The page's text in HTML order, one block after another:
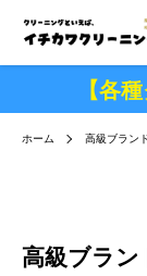
【各
ホーム 高級ブラン
高級ブラ